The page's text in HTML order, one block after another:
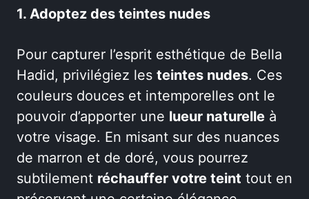
1. Adoptez des teintes nudes
Pour capturer l’esprit esthétique de Bella
Hadid, privilégiez les teintes nudes. Ces
couleurs douces et intemporelles ont le
pouvoir d’apporter une lueur naturelle à
votre visage. En misant sur des nuances
de marron et de doré, vous pourrez
subtilement réchauffer votre teint tout en